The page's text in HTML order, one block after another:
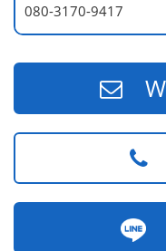
080-3170-9417